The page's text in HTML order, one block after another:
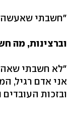
"חשבתי שאעשה
וברצינות, מה
"לא חשבתי
אני אדם רגיל,
ובזכות